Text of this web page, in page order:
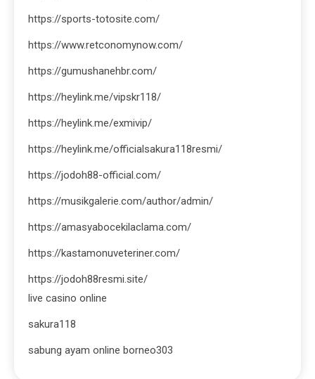
https://sports-totosite.com/
https://www.retconomynow.com/
https://gumushanehbr.com/
https://heylink.me/vipskr118/
https://heylink.me/exmivip/
https://heylink.me/officialsakura118resmi/
https://jodoh88-official.com/
https://musikgalerie.com/author/admin/
https://amasyabocekilaclama.com/
https://kastamonuveteriner.com/
https://jodoh88resmi.site/
live casino online
sakura118
sabung ayam online borneo303